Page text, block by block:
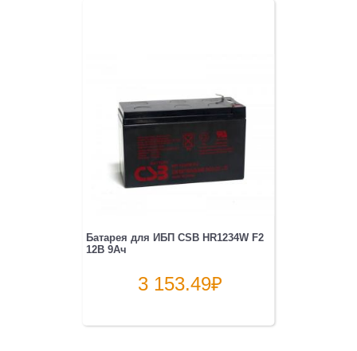
Батарея для ИБП CSB HR1234W F2
12В 9Ач
3 153.49₽